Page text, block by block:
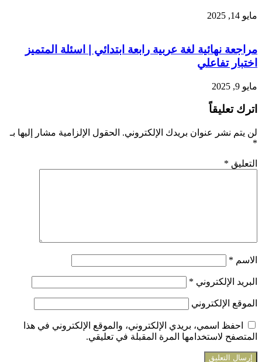
مايو 14, 2025
مراجعة نهائية لغة عربية رابعة ابتدائي | اسئلة المتميز
اختبار تفاعلي
مايو 9, 2025
اترك تعليقاً
لن يتم نشر عنوان بريدك الإلكتروني. الحقول الإلزامية مشار إليها بـ
*
التعليق *
الاسم *
البريد الإلكتروني *
الموقع الإلكتروني
احفظ اسمي، بريدي الإلكتروني، والموقع الإلكتروني في هذا
المتصفح لاستخدامها المرة المقبلة في تعليقي.